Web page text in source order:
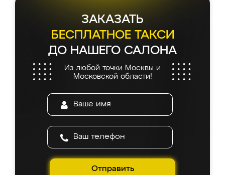
ЗАКАЗАТЬ
БЕСПЛАТНОЕ ТАКСИ
ДО НАШЕГО САЛОНА
Из любой точки Москвы и
Московской области!
Отправить